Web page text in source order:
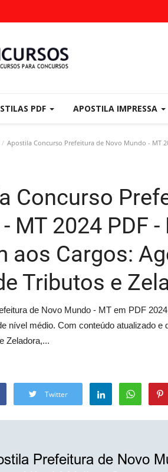
PDF APOSTILA IMPRESSA
Apostila Concurso Prefeitura de Novo Mundo - MT
Concurso
MT 2024 PDF
aos Cargos:
Tributos e
de Novo Mundo - MT em PDF
nível médio. Com conteúdo atualizado e
Zeladora,...
Twitter